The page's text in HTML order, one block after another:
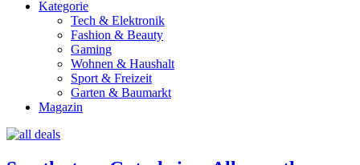
Kategorie
Tech & Elektronik
Fashion & Beauty
Gaming
Wohnen & Haushalt
Sport & Freizeit
Garten & Baumarkt
Magazin